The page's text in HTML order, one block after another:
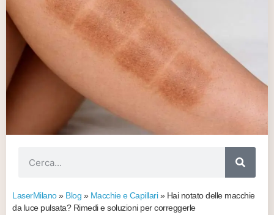
LaserMilano» Blog » Macchie e Capillari» Hai notato delle macchie
da luce pulsata? Rimedi e soluzioni per correggerle